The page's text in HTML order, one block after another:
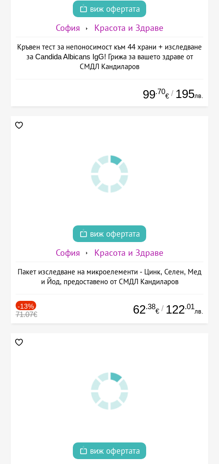
виж офертата
София Красота и Здраве
Кръвен тест за непоносимост към 44 храни + изследване
за Candida Albicans IgG! Грижа за вашето здраве от
СМДЛ Кандиларов
99.70
€ / 195лв.
виж офертата
София Красота и Здраве
Пакет изследване на микроелементи - Цинк, Селен, Мед
и Йод, предоставено от СМДЛ Кандиларов
-13%
71.07€ 62.38
€ / 122.01
лв.
виж офертата